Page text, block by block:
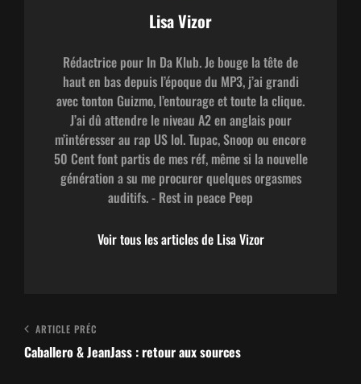
Auteur:
Lisa Vizor
Rédactrice pour In Da Klub. Je bouge la tête de
haut en bas depuis l’époque du MP3, j’ai grandi
avec tonton Guizmo, l’entourage et toute la clique.
J’ai dû attendre le niveau A2 en anglais pour
m’intéresser au rap US lol. Tupac, Snoop ou encore
50 Cent font partis de mes réf, même si la nouvelle
génération a su me procurer quelques orgasmes
auditifs. - Rest in peace Peep
Voir tous les articles de Lisa Vizor
Navigation
de
Article
Précédent
ARTICLE PRÉC
Caballero & JeanJass : retour aux sources